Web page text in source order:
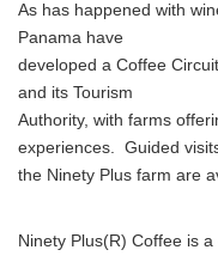
As has happened with
Panama have
developed a Coffee
and its Tourism
Authority, with farms
experiences. Guided
the Ninety Plus farm are
Ninety Plus(R) Coffee is